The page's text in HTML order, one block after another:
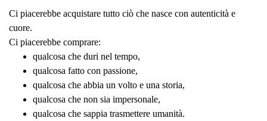
Ci piacerebbe acquistare tutto ciò che nasce con autenticità e
cuore.
Ci piacerebbe comprare:
qualcosa che duri nel tempo,
qualcosa fatto con passione,
qualcosa che abbia un volto e una storia,
qualcosa che non sia impersonale,
qualcosa che sappia trasmettere umanità.